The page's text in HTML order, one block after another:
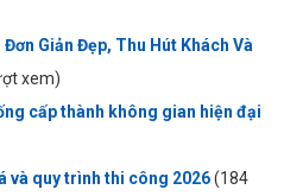
Giản Đẹp, Thu Hút Khách Và
xem)
cấp thành không gian hiện đại
và quy trình thi công 2026(184